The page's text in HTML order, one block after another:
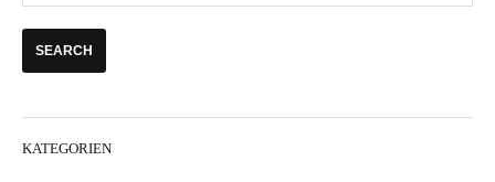
KATEGORIEN